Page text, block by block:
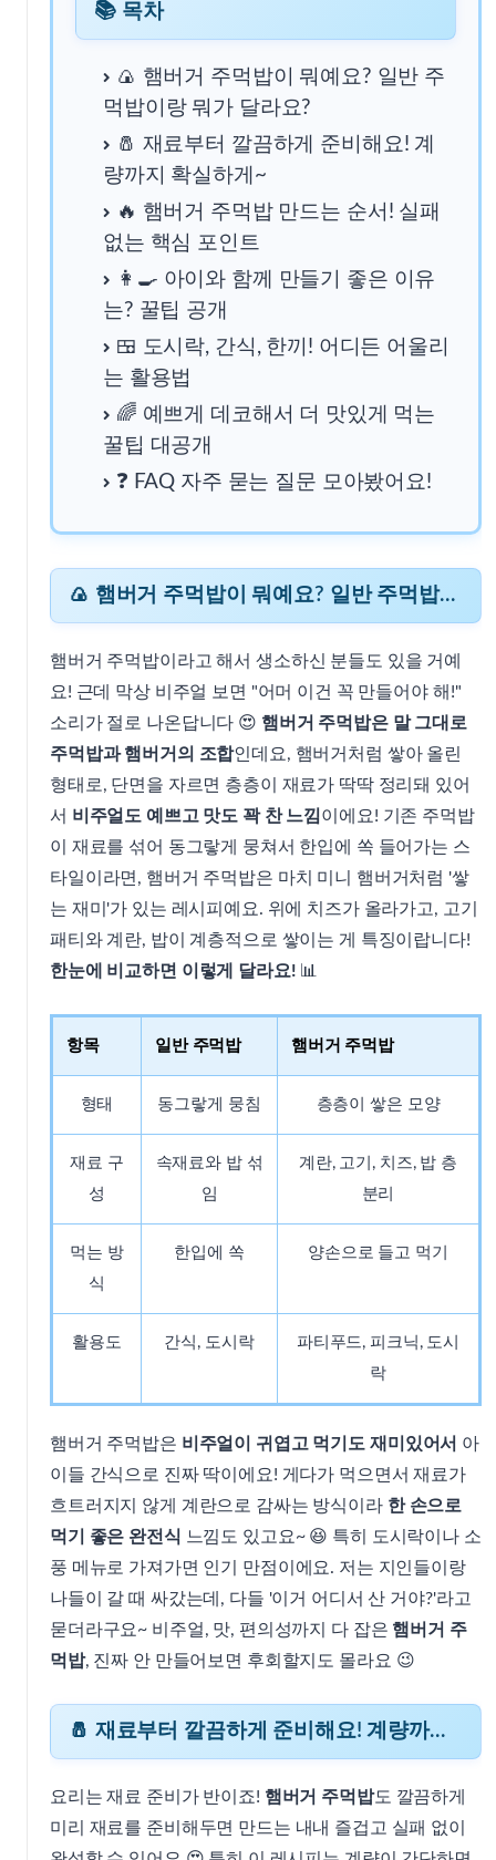
📚 목차
🔥 햄버거 주먹밥 만드는 순서! 실패 없는 핵심 포인트
🌈 예쁘게 데코해서 더 맛있게 먹는 꿀팁 대공개
💭 제 생각에는
💌 공감해주셨다면?
📚 출처
📚 목차
🍙 햄버거 주먹밥이 뭐예요? 일반 주
먹밥이랑 뭐가 달라요?
🧂 재료부터 깔끔하게 준비해요! 계
량까지 확실하게~
🔥 햄버거 주먹밥 만드는 순서! 실패
없는 핵심 포인트
👩‍🍳 아이와 함께 만들기 좋은 이유
는? 꿀팁 공개
🍱 도시락, 간식, 한끼! 어디든 어울리
는 활용법
🌈 예쁘게 데코해서 더 맛있게 먹는
꿀팁 대공개
❓ FAQ 자주 묻는 질문 모아봤어요!
🍙 햄버거 주먹밥이 뭐예요? 일반 주먹밥이랑 뭐가 달라요?
햄버거 주먹밥이라고 해서 생소하신 분들도 있을 거예
요! 근데 막상 비주얼 보면 "어머 이건 꼭 만들어야 해!"
소리가 절로 나온답니다 😍 햄버거 주먹밥은 말 그대로
주먹밥과 햄버거의 조합인데요, 햄버거처럼 쌓아 올린
형태로, 단면을 자르면 층층이 재료가 딱딱 정리돼 있어
서 비주얼도 예쁘고 맛도 꽉 찬 느낌이에요! 기존 주먹밥
이 재료를 섞어 동그랗게 뭉쳐서 한입에 쏙 들어가는 스
타일이라면, 햄버거 주먹밥은 마치 미니 햄버거처럼 '쌓
는 재미'가 있는 레시피예요. 위에 치즈가 올라가고, 고기
패티와 계란, 밥이 계층적으로 쌓이는 게 특징이랍니다!
한눈에 비교하면 이렇게 달라요! 📊
항목 일반 주먹밥 햄버거 주먹밥
형태 동그랗게 뭉침 층층이 쌓은 모양
재료 구
성
속재료와 밥 섞
임
계란, 고기, 치즈, 밥 층
분리
먹는 방
식
한입에 쏙 양손으로 들고 먹기
활용도 간식, 도시락
파티푸드, 피크닉, 도시
락
햄버거 주먹밥은 비주얼이 귀엽고 먹기도 재미있어서 아
이들 간식으로 진짜 딱이에요! 게다가 먹으면서 재료가
흐트러지지 않게 계란으로 감싸는 방식이라 한 손으로
먹기 좋은 완전식 느낌도 있고요~ 😆 특히 도시락이나 소
풍 메뉴로 가져가면 인기 만점이에요. 저는 지인들이랑
나들이 갈 때 싸갔는데, 다들 '이거 어디서 산 거야?'라고
묻더라구요~ 비주얼, 맛, 편의성까지 다 잡은 햄버거 주
먹밥, 진짜 안 만들어보면 후회할지도 몰라요 😉
🧂 재료부터 깔끔하게 준비해요! 계량까지 확실하게~
요리는 재료 준비가 반이죠! 햄버거 주먹밥도 깔끔하게
미리 재료를 준비해두면 만드는 내내 즐겁고 실패 없이